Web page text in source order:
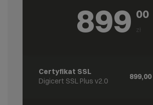
899 00
zł
Certyfikat SSL
Digicert SSL Plus v2.0
899,00